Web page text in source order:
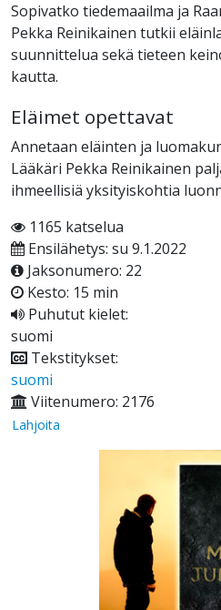
Sopivatko tiedemaailma ja
Pekka Reinikainen tutkii
suunnittelua sekä tieteen
kautta.
Eläimet opettavat
Annetaan eläinten ja
Lääkäri Pekka Reinikainen
ihmeellisiä yksityiskohtia
1165 katselua
Ensilähetys: su 9.1.2022
Jaksonumero: 22
Kesto: 15 min
Puhutut kielet:
suomi
Tekstitykset:
suomi
Viitenumero: 2176
Lahjoita